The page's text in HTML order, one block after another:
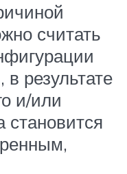
считать
результате
и/или
становится